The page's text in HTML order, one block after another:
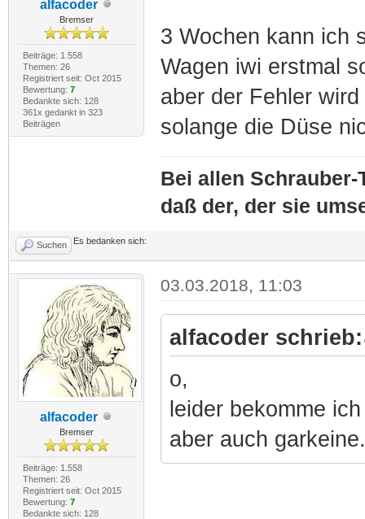
alfacoder
Bremser
Beiträge: 1.558
Themen: 26
Registriert seit: Oct 2015
Bewertung: 7
Bedankte sich: 128
361x gedankt in 323
Beiträgen
3 Wochen kann ich
Wagen iwi erstmal
aber der Fehler
solange die Düse
Bei allen
daß der, der sie
Suchen Es bedanken sich:
alfacoder
Bremser
Beiträge: 1.558
Themen: 26
Registriert seit: Oct 2015
Bewertung: 7
Bedankte sich: 128
03.03.2018, 11:03
alfacoder schrieb:
o,
leider bekomme
aber auch